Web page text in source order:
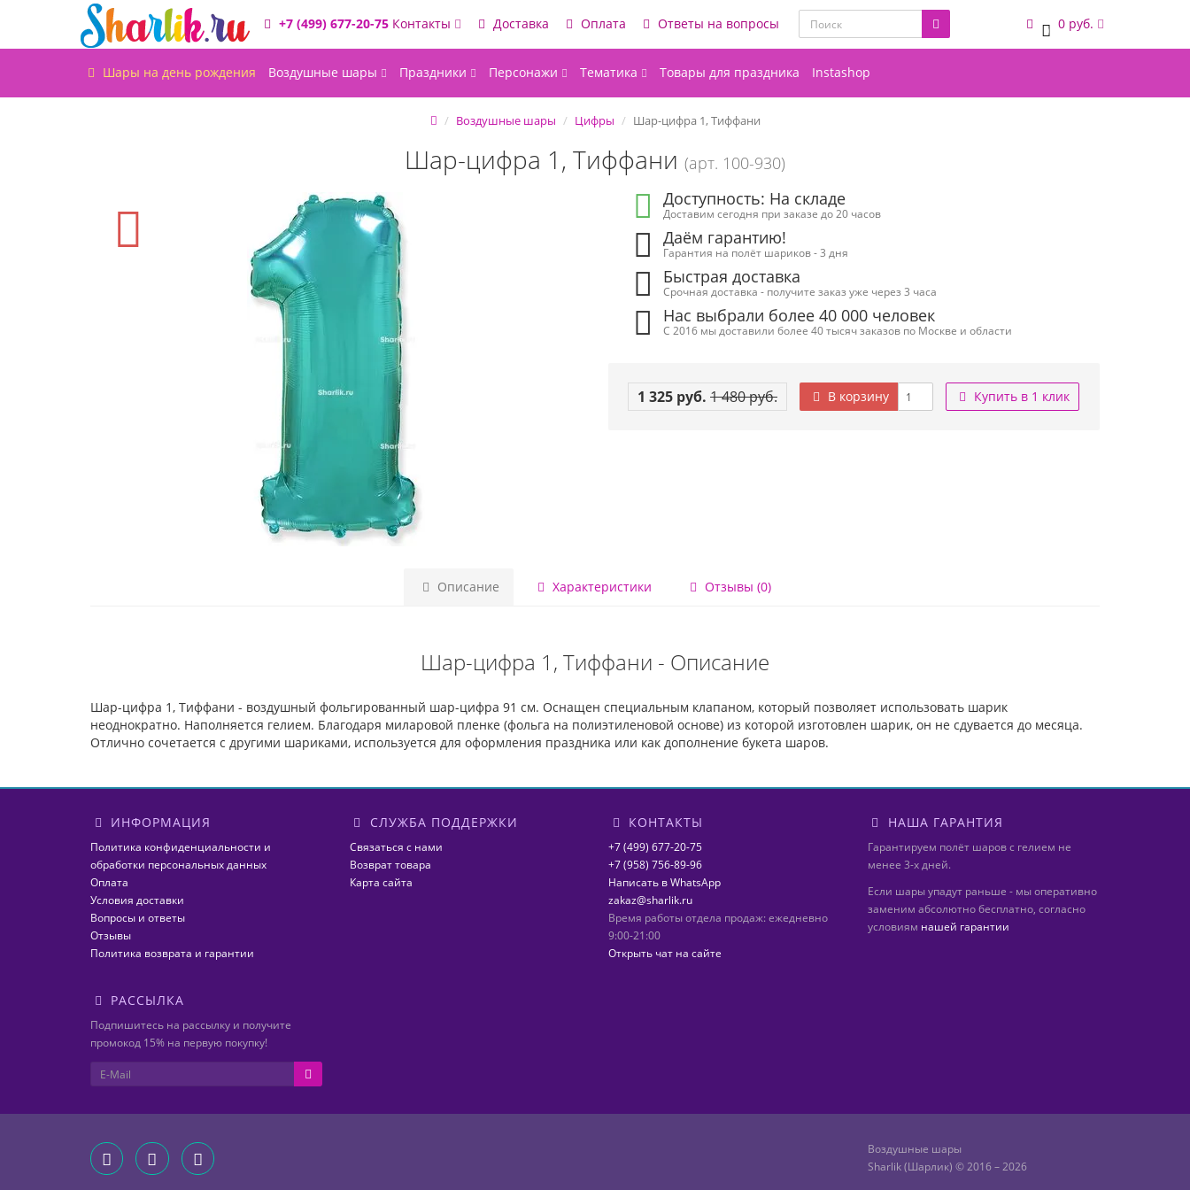
+7 (499) 677-20-75 Контакты Доставка Оплата Ответы на вопросы 0 0 руб.
Шары на день рождения Воздушные шары Праздники Персонажи Тематика Товары для праздника Instashop
Воздушные шары Цифры Шар-цифра 1, Тиффани
Шар-цифра 1, Тиффани (арт. 100-930)
Доступность: На складе
Доставим сегодня при заказе до 20 часов
Даём гарантию!
Гарантия на полёт шариков - 3 дня
Быстрая доставка
Срочная доставка - получите заказ уже через 3 часа
Нас выбрали более 40 000 человек
С 2016 мы доставили более 40 тысяч заказов по Москве и области
1 325 руб. 1 480 руб. В корзину Купить в 1 клик
Описание Характеристики Отзывы (0)
Шар-цифра 1, Тиффани - Описание
Шар-цифра 1, Тиффани - воздушный фольгированный шар-цифра 91 см. Оснащен специальным клапаном, который позволяет использовать шарик
неоднократно. Наполняется гелием. Благодаря миларовой пленке (фольга на полиэтиленовой основе) из которой изготовлен шарик, он не сдувается до месяца.
Отлично сочетается с другими шариками, используется для оформления праздника или как дополнение букета шаров.
ИНФОРМАЦИЯ
Политика конфиденциальности и
обработки персональных данных
Оплата
Условия доставки
Вопросы и ответы
Отзывы
Политика возврата и гарантии
СЛУЖБА ПОДДЕРЖКИ
Связаться с нами
Возврат товара
Карта сайта
КОНТАКТЫ
+7 (499) 677-20-75
+7 (958) 756-89-96
Написать в WhatsApp
zakaz@sharlik.ru
Время работы отдела продаж: ежедневно
9:00-21:00
Открыть чат на сайте
НАША ГАРАНТИЯ
Гарантируем полёт шаров с гелием не
менее 3-х дней.
Если шары упадут раньше - мы оперативно
заменим абсолютно бесплатно, согласно
условиям нашей гарантии
РАССЫЛКА
Подпишитесь на рассылку и получите
промокод 15% на первую покупку!
Воздушные шары
Sharlik (Шарлик) © 2016 – 2026